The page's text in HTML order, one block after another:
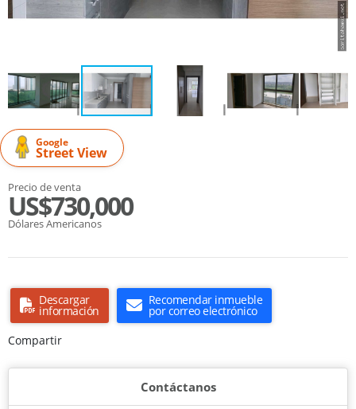
Google
Street View
Precio de venta
US$730,000
Dólares Americanos
Descargar
información
Recomendar inmueble
por correo electrónico
Compartir
Contáctanos